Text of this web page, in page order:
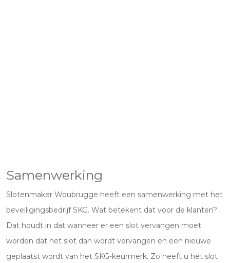
Samenwerking
Slotenmaker Woubrugge heeft een samenwerking met het
beveiligingsbedrijf SKG. Wat betekent dat voor de klanten?
Dat houdt in dat wanneer er een slot vervangen moet
worden dat het slot dan wordt vervangen en een nieuwe
geplaatst wordt van het SKG-keurmerk. Zo heeft u het slot